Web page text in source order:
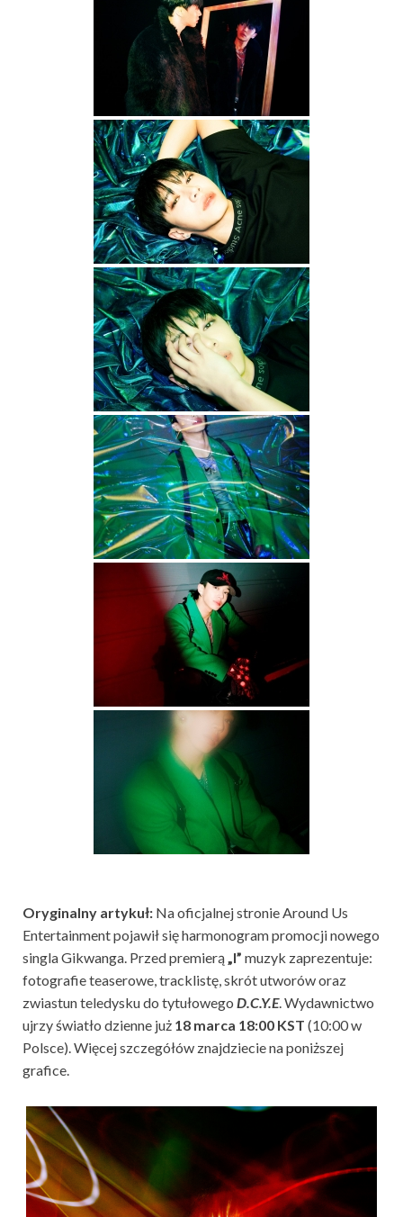
Oryginalny artykuł: Na oficjalnej stronie Around Us
Entertainment pojawił się harmonogram promocji nowego
singla Gikwanga. Przed premierą„I” muzyk zaprezentuje:
fotografie teaserowe, tracklistę, skrót utworów oraz
zwiastun teledysku do tytułowego D.C.Y.E. Wydawnictwo
ujrzy światło dzienne już 18 marca 18:00 KST (10:00 w
Polsce). Więcej szczegółów znajdziecie na poniższej
grafice.